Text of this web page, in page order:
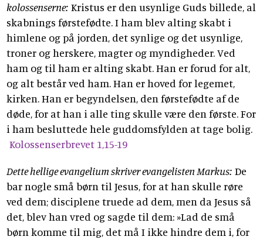
kolossenserne: Kristus er den usynlige Guds billede, al
skabnings førstefødte. I ham blev alting skabt i
himlene og på jorden, det synlige og det usynlige,
troner og herskere, magter og myndigheder. Ved
ham og til ham er alting skabt. Han er forud for alt,
og alt består ved ham. Han er hoved for legemet,
kirken. Han er begyndelsen, den førstefødte af de
døde, for at han i alle ting skulle være den første. For
i ham besluttede hele guddomsfylden at tage bolig.
Kolossenserbrevet 1,15-19
Dette hellige evangelium skriver evangelisten Markus: De
bar nogle små børn til Jesus, for at han skulle røre
ved dem; disciplene truede ad dem, men da Jesus så
det, blev han vred og sagde til dem: »Lad de små
børn komme til mig, det må I ikke hindre dem i, for